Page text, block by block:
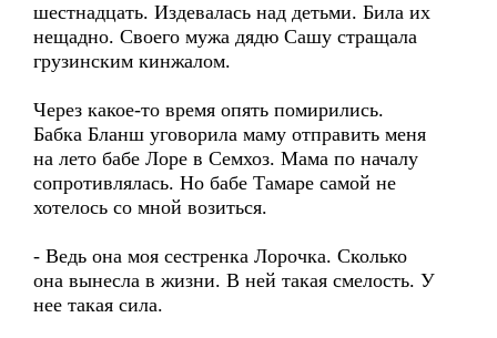
шестнадцать. Издевалась над детьми. Била их
нещадно. Своего мужа дядю Сашу стращала
грузинским кинжалом.
Через какое-то время опять помирились.
Бабка Бланш уговорила маму отправить меня
на лето бабе Лоре в Семхоз. Мама по началу
сопротивлялась. Но бабе Тамаре самой не
хотелось со мной возиться.
- Ведь она моя сестренка Лорочка. Сколько
она вынесла в жизни. В ней такая смелость. У
нее такая сила.